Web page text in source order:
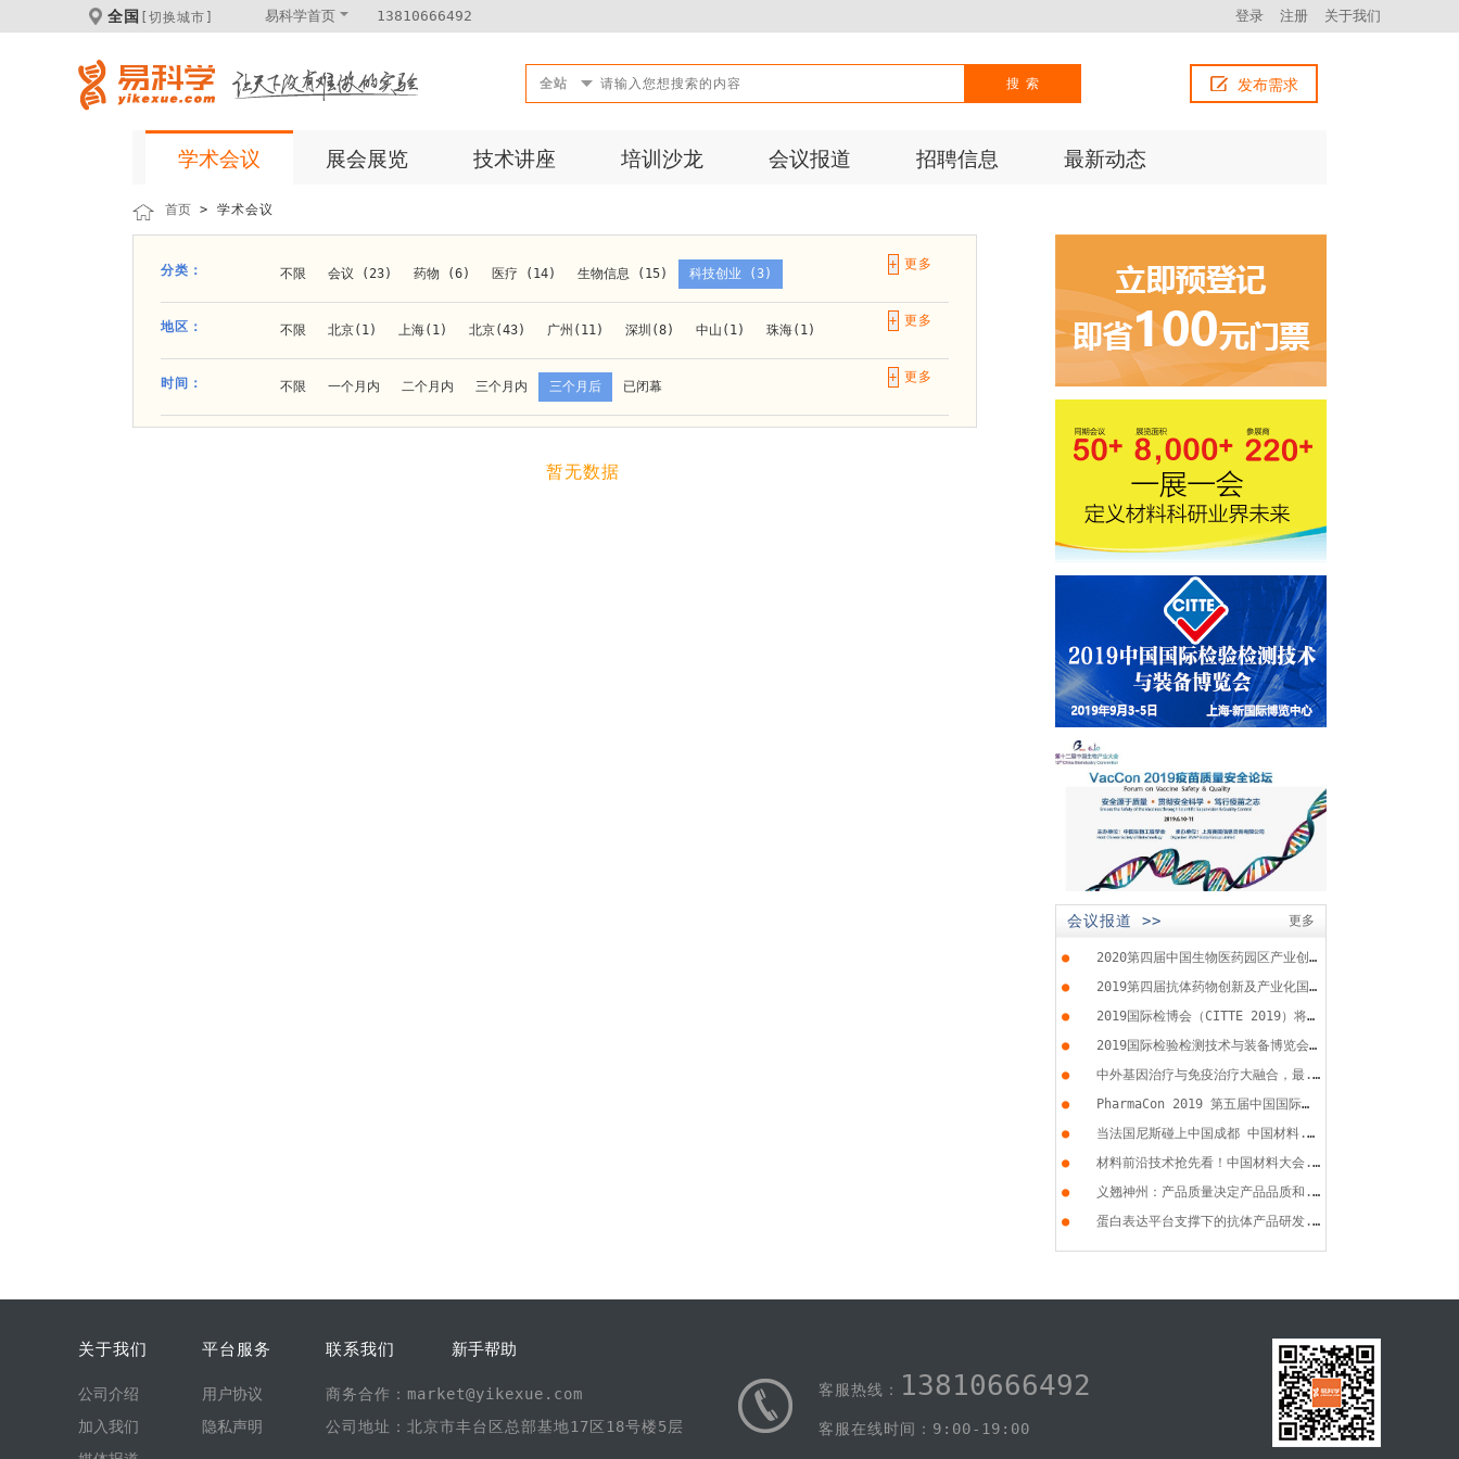
全国 [切换城市] 易科学首页 13810666492 登录 注册 关于我们
全站 搜索 发布需求
学术会议 展会展览 技术讲座 培训沙龙 会议报道 招聘信息 最新动态
首页 > 学术会议
分类： 不限 会议 (23) 药物 (6) 医疗 (14) 生物信息 (15) 科技创业 (3)
材料 (11) 材料化工 (1) 新材料 (1)
+
地区： 不限 北京(1) 上海(1) 北京(43) 广州(11) 深圳(8) 中山(1) 珠海(1)
长春(1) 南京(10)
+
时间： 不限 一个月内 二个月内 三个月内 三个月后 已闭幕
+
暂无数据
会议报道 >> 更多
●
2020第四届中国生物医药园区产业创...
●
2019第四届抗体药物创新及产业化国...
●
2019国际检博会（CITTE 2019）将于...
●
2019国际检验检测技术与装备博览会...
●
中外基因治疗与免疫治疗大融合，最...
●
PharmaCon 2019 第五届中国国际化...
●
当法国尼斯碰上中国成都 中国材料...
●
材料前沿技术抢先看！中国材料大会...
●
义翘神州：产品质量决定产品品质和...
●
蛋白表达平台支撑下的抗体产品研发...
关于我们
公司介绍
加入我们
平台服务
用户协议
隐私声明
联系我们 新手帮助
商务合作：market@yikexue.com
公司地址：北京市丰台区总部基地17区18号楼5层
客服热线： 13810666492
客服在线时间：9:00-19:00